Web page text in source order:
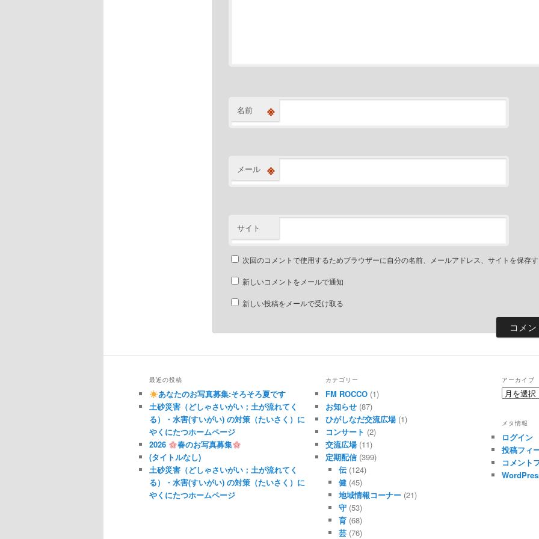
名前 ※
メール ※
サイト
次回のコメントで使用するためブラウザーに自分の名前、メールアドレス、サイトを保存
新しいコメントをメールで通知
新しい投稿をメールで受け取る
最近の投稿
あなたのお写真募集:そろそろ夏です
土砂災害（どしゃさいがい；土が流れてく
る）・水害(すいがい) の対策（たいさく）に
やくにたつホームページ
2026
春のお写真募集
(タイトルなし)
土砂災害（どしゃさいがい；土が流れてく
る）・水害(すいがい) の対策（たいさく）に
やくにたつホームページ
カテゴリー
FM ROCCO(1)
お知らせ(87)
ひがしなだ交流広場(1)
コンサート (2)
交流広場(11)
定期配信(399)
伝 (124)
健 (45)
地域情報コーナー (21)
守 (53)
育 (68)
芸 (76)
アーカイブ
ア
イ
ブ
メタ情報
ログイン
投稿フィ
コメント